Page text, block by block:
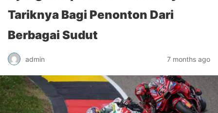
Tariknya Bagi Penonton Dari
Berbagai Sudut
admin 7 months ago